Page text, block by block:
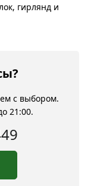
гирлянд и
с выбором.
21:00.